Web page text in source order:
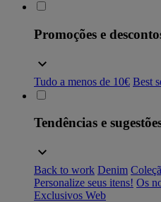
Promoções e
Tudo a menos de 10€ Best
Tendências e
Back to work Denim
Personalize seus itens! Os
Exclusivos Web